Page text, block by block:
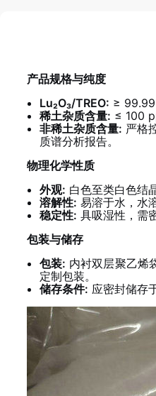
产品规格与纯度
Lu₂O₃/TREO: ≥
稀土杂质含量: ≤ 100
非稀土杂质含量: 严格
质谱分析报告。
物理化学性质
外观: 白色至类白色结
溶解性: 易溶于水，水
稳定性: 具吸湿性，需
包装与储存
包装: 内衬双层聚乙烯
定制包装。
储存条件: 应密封储存